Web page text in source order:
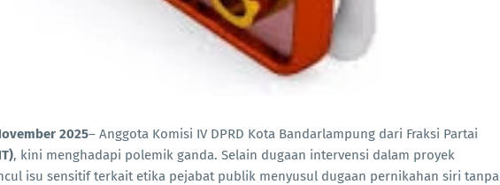
2025– Anggota Komisi IV DPRD Kota Bandarlampung dari Fraksi Partai
, kini menghadapi polemik ganda. Selain dugaan intervensi dalam proyek
isu sensitif terkait etika pejabat publik menyusul dugaan pernikahan siri tanpa